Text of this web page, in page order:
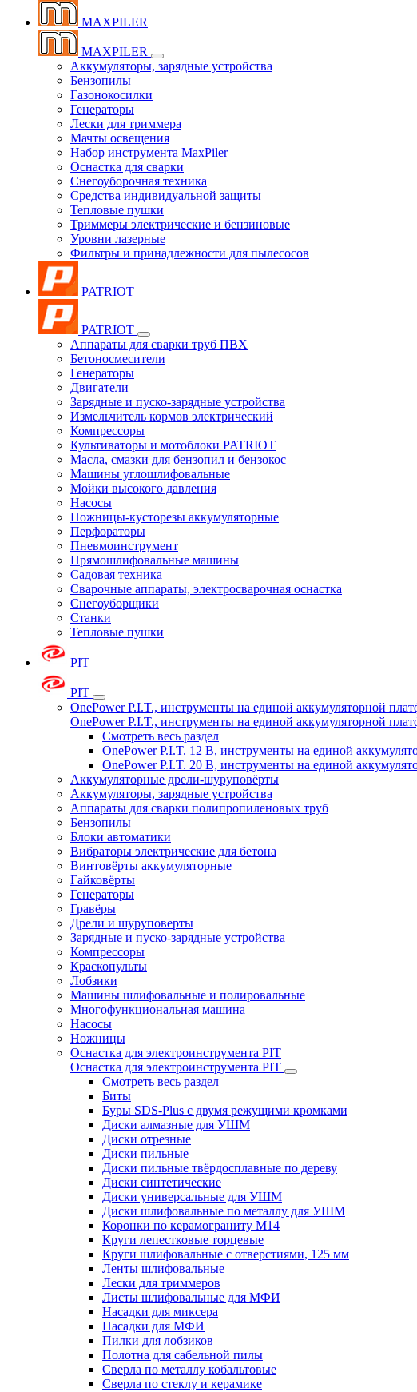
MAXPILER
MAXPILER
Аккумуляторы, зарядные устройства
Бензопилы
Газонокосилки
Генераторы
Лески для триммера
Мачты освещения
Набор инструмента MaxPiler
Оснастка для сварки
Снегоуборочная техника
Средства индивидуальной защиты
Тепловые пушки
Триммеры электрические и бензиновые
Уровни лазерные
Фильтры и принадлежности для пылесосов
PATRIOT
PATRIOT
Аппараты для сварки труб ПВХ
Бетоносмесители
Генераторы
Двигатели
Зарядные и пуско-зарядные устройства
Измельчитель кормов электрический
Компрессоры
Культиваторы и мотоблоки PATRIOT
Масла, смазки для бензопил и бензокос
Машины углошлифовальные
Мойки высокого давления
Насосы
Ножницы-кусторезы аккумуляторные
Перфораторы
Пневмоинструмент
Прямошлифовальные машины
Садовая техника
Сварочные аппараты, электросварочная оснастка
Снегоуборщики
Станки
Тепловые пушки
PIT
PIT
OnePower P.I.T., инструменты на единой аккумуляторной
OnePower P.I.T., инструменты на единой аккумуляторной
Смотреть весь раздел
OnePower P.I.T. 12 В, инструменты на единой
OnePower P.I.T. 20 В, инструменты на единой
Аккумуляторные дрели-шуруповёрты
Аккумуляторы, зарядные устройства
Аппараты для сварки полипропиленовых труб
Бензопилы
Блоки автоматики
Вибраторы электрические для бетона
Винтовёрты аккумуляторные
Гайковёрты
Генераторы
Гравёры
Дрели и шуруповерты
Зарядные и пуско-зарядные устройства
Компрессоры
Краскопульты
Лобзики
Машины шлифовальные и полировальные
Многофункциональная машина
Насосы
Ножницы
Оснастка для электроинструмента PIT
Оснастка для электроинструмента PIT
Смотреть весь раздел
Биты
Буры SDS-Plus c двумя режущими кромками
Диски алмазные для УШМ
Диски отрезные
Диски пильные
Диски пильные твёрдосплавные по дереву
Диски синтетические
Диски универсальные для УШМ
Диски шлифовальные по металлу для УШМ
Коронки по керамограниту M14
Круги лепестковые торцевые
Круги шлифовальные с отверстиями, 125 мм
Ленты шлифовальные
Лески для триммеров
Листы шлифовальные для МФИ
Насадки для миксера
Насадки для МФИ
Пилки для лобзиков
Полотна для сабельной пилы
Сверла по металлу кобальтовые
Сверла по стеклу и керамике